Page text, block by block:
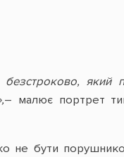
– малює портрет
не бути